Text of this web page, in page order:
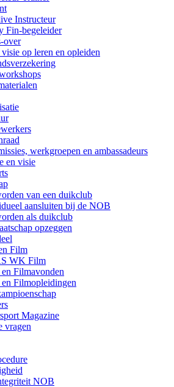
Instructeur
Fin-begeleider
over
op leren en opleiden
werkgroepen en ambassadeurs
en visie
van een duikclub
aansluiten bij de NOB
als duikclub
opzeggen
Film
WK Film
Filmavonden
Filmopleidingen
Magazine
vragen
NOB